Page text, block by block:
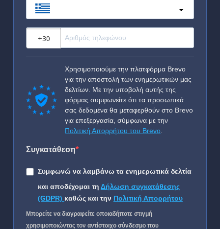
Χρησιμοποιούμε την πλατφόρμα Brevo
για την αποστολή των ενημερωτικών μας
δελτίων. Με την υποβολή αυτής της
φόρμας συμφωνείτε ότι τα προσωπικά
σας δεδομένα θα μεταφερθούν στο Brevo
για επεξεργασία, σύμφωνα με την
Πολιτική Απορρήτου του Brevo
Συγκατάθεση
Συμφωνώ να λαμβάνω τα ενημερωτικά δελτία
και αποδέχομαι τη Δήλωση συγκατάθεσης
(GDPR) καθώς και την Πολιτική Απορρήτου
Μπορείτε να διαγραφείτε οποιαδήποτε στιγμή
χρησιμοποιώντας τον αντίστοιχο σύνδεσμο που